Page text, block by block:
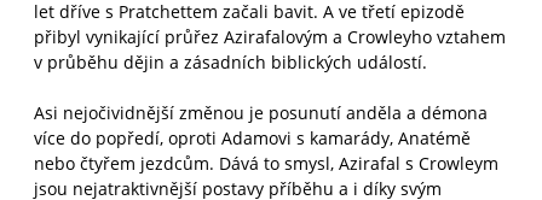
let dříve s Pratchettem začali bavit. A ve třetí epizodě
přibyl vynikající průřez Azirafalovým a Crowleyho vztahem
v průběhu dějin a zásadních biblických událostí.
Asi nejočividnější změnou je posunutí anděla a démona
více do popředí, oproti Adamovi s kamarády, Anatémě
nebo čtyřem jezdcům. Dává to smysl, Azirafal s Crowleym
jsou nejatraktivnější postavy příběhu a i díky svým